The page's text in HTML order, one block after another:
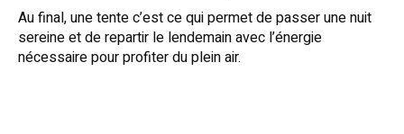
Au final, une tente c’est ce qui permet de passer une nuit
sereine et de repartir le lendemain avec l’énergie
nécessaire pour profiter du plein air.